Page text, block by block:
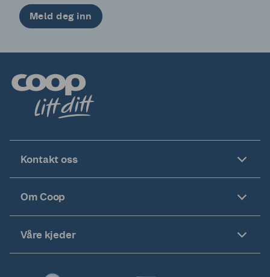
Meld deg inn
Kontakt oss
Om Coop
Våre kjeder